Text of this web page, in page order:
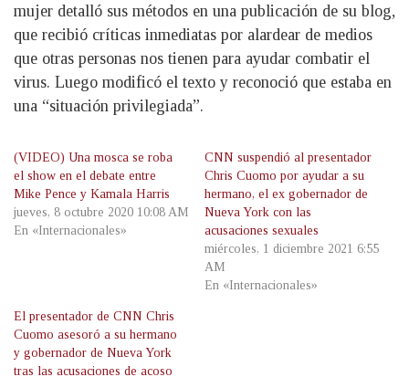
mujer detalló sus métodos en una publicación de su blog,
que recibió críticas inmediatas por alardear de medios
que otras personas nos tienen para ayudar combatir el
virus. Luego modificó el texto y reconoció que estaba en
una “situación privilegiada”.
(VIDEO) Una mosca se roba
el show en el debate entre
Mike Pence y Kamala Harris
jueves, 8 octubre 2020 10:08 AM
En «Internacionales»
CNN suspendió al presentador
Chris Cuomo por ayudar a su
hermano, el ex gobernador de
Nueva York con las
acusaciones sexuales
miércoles, 1 diciembre 2021 6:55
AM
En «Internacionales»
El presentador de CNN Chris
Cuomo asesoró a su hermano
y gobernador de Nueva York
tras las acusaciones de acoso